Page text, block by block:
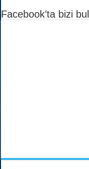
Facebook’ta bizi bul